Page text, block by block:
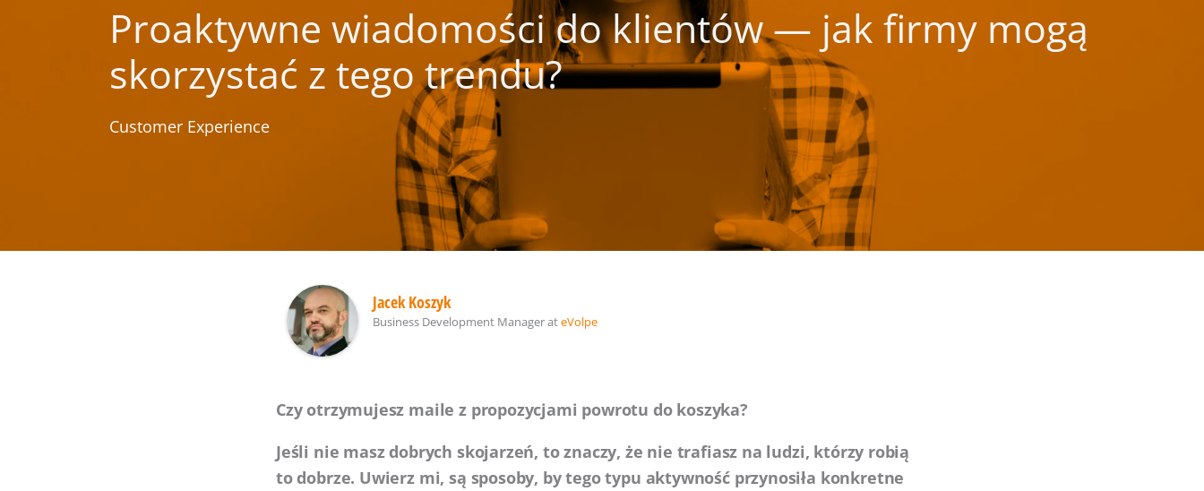
Proaktywne wiadomości do klientów — jak firmy mogą
skorzystać z tego trendu?
Customer Experience
Jacek Koszyk
Business Development ManagerateVolpe
Czy otrzymujesz maile z propozycjami powrotu do koszyka?
Jeśli nie masz dobrych skojarzeń, to znaczy, że nie trafiasz na ludzi, którzy robią
to dobrze. Uwierz mi, są sposoby, by tego typu aktywność przynosiła konkretne